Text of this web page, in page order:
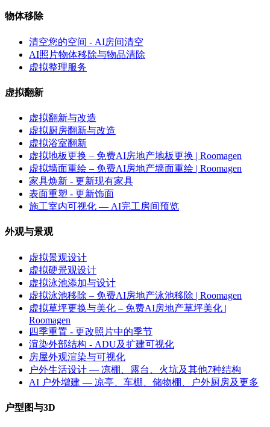
物体移除
清空您的空间 - AI房间清空
AI照片物体移除与物品清除
虚拟整理服务
虚拟翻新
虚拟翻新与改造
虚拟厨房翻新与改造
虚拟浴室翻新
虚拟地板更换 – 免费AI房地产地板更换 | Roomagen
虚拟墙面重绘 – 免费AI房地产墙面重绘 | Roomagen
家具焕新 - 更新现有家具
表面重塑 - 更新饰面
施工室内可视化 — AI完工房间预览
外观与景观
虚拟景观设计
虚拟硬景观设计
虚拟泳池添加与设计
虚拟泳池移除 – 免费AI房地产泳池移除 | Roomagen
虚拟草坪更换与美化 – 免费AI房地产草坪美化 |
Roomagen
四季重置 - 更改照片中的季节
渲染外部结构 - ADU及扩建可视化
房屋外观渲染与可视化
户外生活设计 — 凉棚、露台、火坑及其他7种结构
AI 户外增建 — 凉亭、车棚、储物棚、户外厨房及更多
户型图与3D